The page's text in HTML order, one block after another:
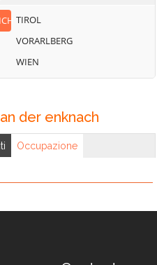
TIROL
VORARLBERG
WIEN
der enknach
Occupazione